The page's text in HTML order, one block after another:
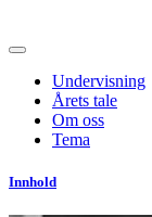
Undervisning
Årets tale
Om oss
Tema
Innhold